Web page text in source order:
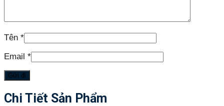
Tên *
Email *
Chi Tiết Sản Phẩm